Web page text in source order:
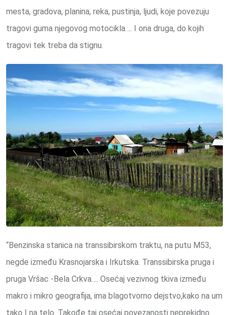
mesta, gradova, planina, reka, pustinja, ljudi, koje povezuju
tragovi guma njegovog motocikla…. I ona druga, do kojih
tragovi tek treba da stignu.
“Benzinska stanica na transsibirskom traktu, na putu M53,
negde između Krasnojarska i Irkutska. Transsibirska pruga i
pruga Vršac -Bela Crkva…. Osećaj vezivnog tkiva između
makro i mikro geografija, ima blagotvorno dejstvo,kako na um
tako I na telo. Takođe taj osećaj povezanosti neprekidno